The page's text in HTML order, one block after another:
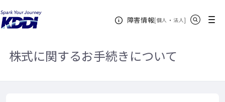
障害情報[個人 ・ 法人新規ウィンドウ
]
メニュー
KDDIホーム
株主さまへのご案内
株式に関するお手続きについて
株式に関するお手続きについて